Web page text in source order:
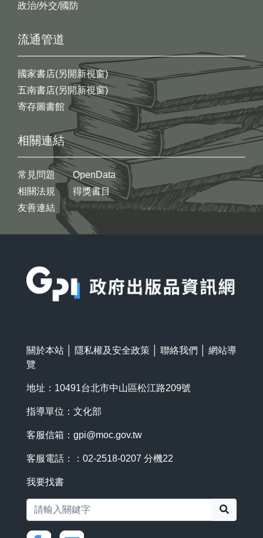
政治/外交/國防
流通管道
國家書店(另開新視窗)
五南書店(另開新視窗)
寄存圖書館
相關連結
常見問題
相關法規
友善連結
OpenData
得獎書目
關於本站 隱私權及安全政策 聯絡我們
網站導
覽
地址：10491台北市中山區松江路209號
指導單位：文化部
客服信箱： gpi@moc.gov.tw
客服電話：：02-2518-0207 分機22
我要找書